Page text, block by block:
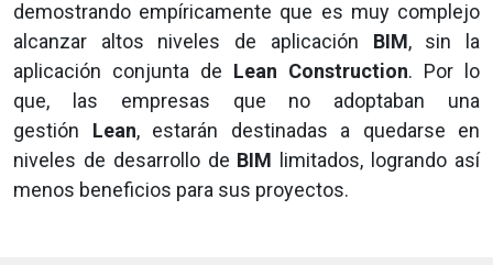
demostrando empíricamente que es muy complejo
alcanzar altos niveles de aplicación BIM, sin la
aplicación conjunta de Lean Construction. Por lo
que, las empresas que no adoptaban una
gestión Lean, estarán destinadas a quedarse en
niveles de desarrollo de BIM limitados, logrando así
menos beneficios para sus proyectos.